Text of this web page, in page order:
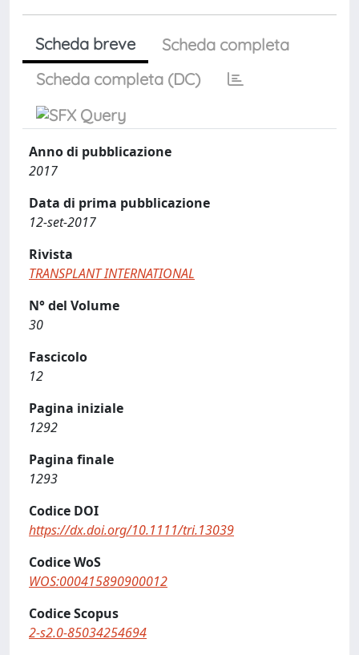
Scheda breve
Scheda completa
Scheda completa (DC)
Anno di pubblicazione
2017
Data di prima pubblicazione
12-set-2017
Rivista
TRANSPLANT INTERNATIONAL
N° del Volume
30
Fascicolo
12
Pagina iniziale
1292
Pagina finale
1293
Codice DOI
https://dx.doi.org/10.1111/tri.13039
Codice WoS
WOS:000415890900012
Codice Scopus
2-s2.0-85034254694